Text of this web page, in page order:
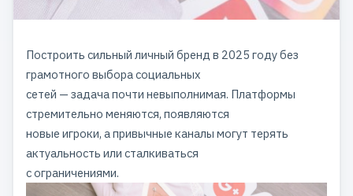
Построить сильный личный бренд в 2025 году без
грамотного выбора социальных
сетей — задача почти невыполнимая. Платформы
стремительно меняются, появляются
новые игроки, а привычные каналы могут терять
актуальность или сталкиваться
с ограничениями.